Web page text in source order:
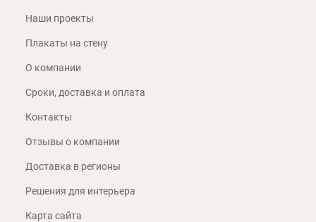
Наши проекты
Плакаты на стену
О компании
Сроки, доставка и оплата
Контакты
Отзывы о компании
Доставка в регионы
Решения для интерьера
Карта сайта